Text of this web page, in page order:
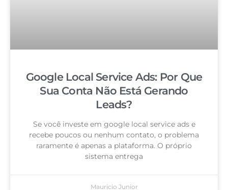
Google Local Service Ads: Por Que
Sua Conta Não Está Gerando
Leads?
Se você investe em google local service ads e
recebe poucos ou nenhum contato, o problema
raramente é apenas a plataforma. O próprio
sistema entrega
Mauricio Junior